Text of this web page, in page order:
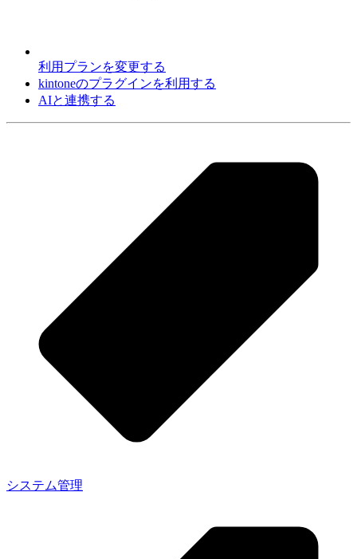
利用プランを変更する
kintoneのプラグインを利用する
AIと連携する
システム管理